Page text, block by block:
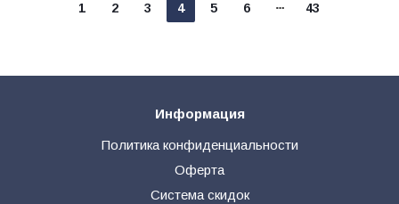
1 2 3 4 5 6 43
Информация
Политика конфиденциальности
Оферта
Система скидок